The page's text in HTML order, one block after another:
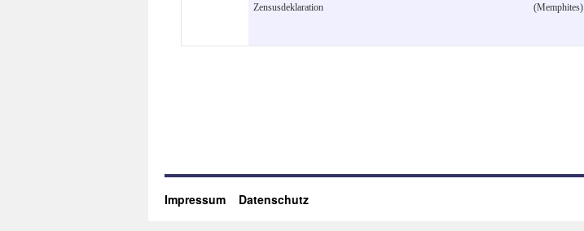
Zensusdeklaration
(Memphites)
Impressum Datenschutz